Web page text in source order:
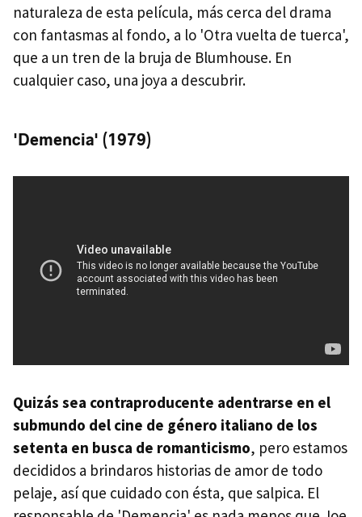
naturaleza de esta película, más cerca del drama
con fantasmas al fondo, a lo 'Otra vuelta de tuerca',
que a un tren de la bruja de Blumhouse. En
cualquier caso, una joya a descubrir.
'Demencia' (1979)
Quizás sea contraproducente adentrarse en el
submundo del cine de género italiano de los
setenta en busca de romanticismo, pero estamos
decididos a brindaros historias de amor de todo
pelaje, así que cuidado con ésta, que salpica. El